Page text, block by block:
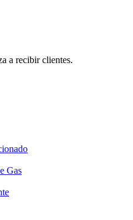
a recibir clientes.
Gas